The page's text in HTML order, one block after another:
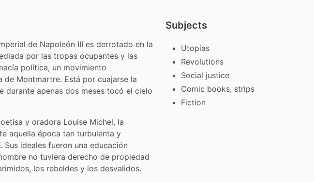
de Napoleón III es derrotado en la
por las tropas ocupantes y las
política, un movimiento
Montmartre. Está por cuajarse la
durante apenas dos meses tocó el cielo
y oradora Louise Michel, la
aquella época tan turbulenta y
ideales fueron una educación
no tuviera derecho de propiedad
los rebeldes y los desvalidos.
Subjects
Utopias
Revolutions
Social justice
Comic books, strips
Fiction